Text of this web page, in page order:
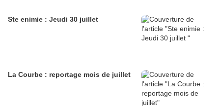
Ste enimie : Jeudi 30 juillet
La Courbe : reportage mois de juillet